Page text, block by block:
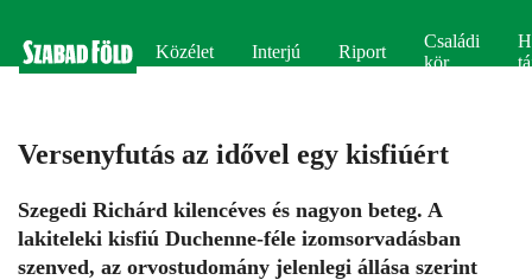
Közélet Interjú Riport
Családi
kör
Versenyfutás az idővel egy kisfiúért
Szegedi Richárd kilencéves és nagyon beteg. A
lakiteleki kisfiú Duchenne-féle izomsorvadásban
szenved, az orvostudomány jelenlegi állása szerint